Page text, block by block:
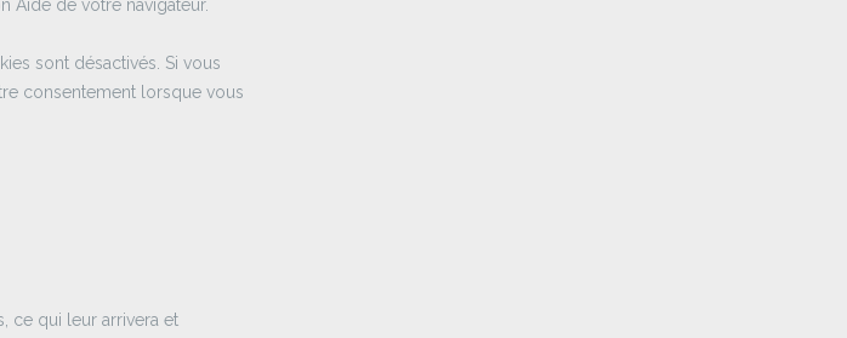
Aide de votre navigateur.
sont désactivés. Si vous
consentement lorsque vous
ce qui leur arrivera et